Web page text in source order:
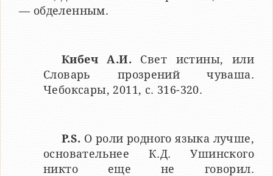
— обделенным.
Кибеч А.И. Свет истины, или
Словарь прозрений чуваша.
Чебоксары, 2011, с. 316-320.
P.S. О роли родного языка лучше,
основательнее К.Д. Ушинского
никто еще не говорил.